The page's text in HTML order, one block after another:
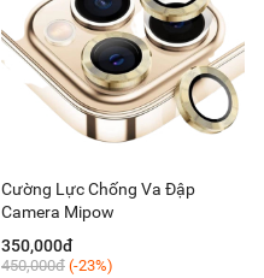
Cường Lực Chống Va Đập
Camera Mipow
350,000đ
450,000đ (-23%)